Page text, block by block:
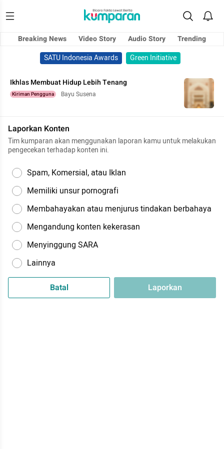
Breaking News Video Story Audio Story
Trending
SATU Indonesia Awards
Green Initiative
Ikhlas Membuat Hidup Lebih Tenang
Kiriman Pengguna Bayu Susena
Laporkan Konten
Tim kumparan akan menggunakan laporan kamu untuk melakukan
pengecekan terhadap konten ini.
Spam, Komersial, atau Iklan
Memiliki unsur pornografi
Membahayakan atau menjurus tindakan berbahaya
Mengandung konten kekerasan
Menyinggung SARA
Lainnya
Batal Laporkan